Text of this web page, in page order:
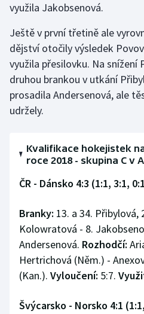
Lyže a snowboard
Moderní pětiboj
Motorsport
Parasport
Plavání
Plážový volejbal
Ragby
Rychlobruslení
Rychlostní kanoistika
využila Jakobsenová.
Ještě v první třetině ale
dějství otočily výsledek
využila přesilovku. Na snížení
druhou brankou v utkání
prosadila Andersenová, ale
udržely.
Kvalifikace hokejistek
roce 2018 - skupina C v
ČR - Dánsko 4:3 (1:1, 3:1,
Branky: 13. a 34. Přibylová,
Kolowratová - 8.
Andersenová. Rozhodčí:
Hertrichová (Něm.) -
(Kan.). Vyloučení: 5:7.
Švýcarsko - Norsko 4:1